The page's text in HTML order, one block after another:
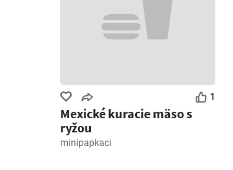
1
Mexické kuracie mäso s
ryžou
minipapkaci